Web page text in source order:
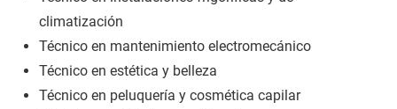
climatización
Técnico en mantenimiento electromecánico
Técnico en estética y belleza
Técnico en peluquería y cosmética capilar